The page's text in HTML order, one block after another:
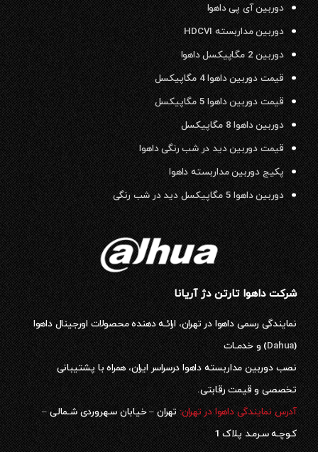
دوربین آی پی داهوا
دوربین مداربسته HDCVI
دوربین 2 مگاپیکسل داهوا
قیمت دوربین داهوا 4 مگاپیکسل
قیمت دوربین داهوا 5 مگاپیکسل
دوربین داهوا 8 مگاپیکسل
قیمت دوربین دید در شب رنگی داهوا
پکیج دوربین مداربسته داهوا
دوربین داهوا 5 مگاپیکسل دید در شب رنگی
شرکت داهوا تارتن دژ آریانا
نمایندگی رسمی داهوا در تهران، ارائـه دهنده محصولات اورجینال داهوا
(
Dahua) و خدمـات
نصب دوربین مداربسته داهوا درسراسر ایران، همراه با پشتیبانی
تخصصی و قیمت رقابتی.
آدرس نمایندگی داهوا در تهران:تهران – خیابان سـهروردی شـمالی –
کـوچـه سـرمـد پلاک 1